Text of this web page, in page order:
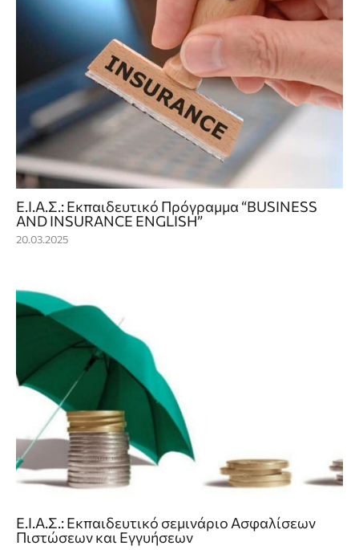
Ε.Ι.Α.Σ.: Εκπαιδευτικό Πρόγραμμα “BUSINESS
AND INSURANCE ENGLISH”
20.03.2025
Ε.Ι.Α.Σ.: Εκπαιδευτικό σεμινάριο Ασφαλίσεων
Πιστώσεων και Εγγυήσεων